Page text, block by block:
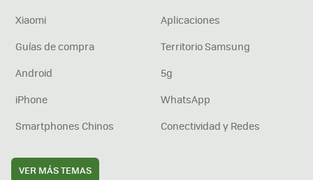
Xiaomi
Aplicaciones
Guías de compra
Territorio Samsung
Android
5g
iPhone
WhatsApp
Smartphones Chinos
Conectividad y Redes
VER MÁS TEMAS